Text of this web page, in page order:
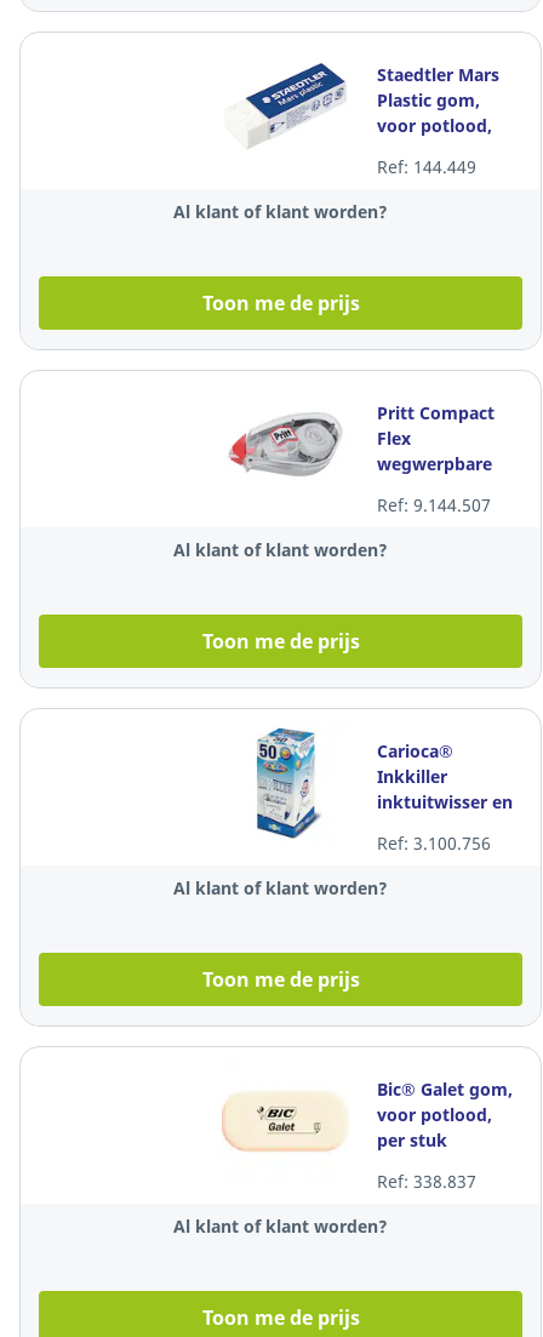
Staedtler Mars
Plastic gom,
voor potlood,
huls, per stuk
Ref: 144.449
Al klant of klant worden?
Toon me de prijs
Pritt Compact
Flex
wegwerpbare
4,2 mm x 10 m,
per stuk
Ref: 9.144.507
Al klant of klant worden?
Toon me de prijs
Carioca®
Inkkiller
inktuitwisser en
stuk
Ref: 3.100.756
Al klant of klant worden?
Toon me de prijs
Bic® Galet gom,
voor potlood,
per stuk
Ref: 338.837
Al klant of klant worden?
Toon me de prijs